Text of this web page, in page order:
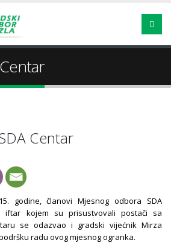
Centar
godine, članovi Mjesnog odbora SDA
iftar kojem su prisustvovali postači sa
se odazvao i gradski vijećnik Mirza
radu ovog mjesnog ogranka.